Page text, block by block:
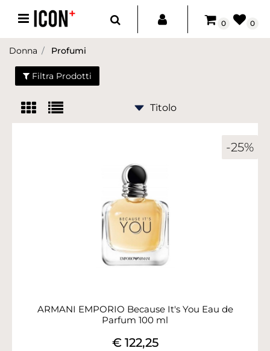
Open menu
0 0
Donna Profumi
Filtra Prodotti
-25%
ARMANI EMPORIO Because It's You Eau de
Parfum 100 ml
€ 122,25